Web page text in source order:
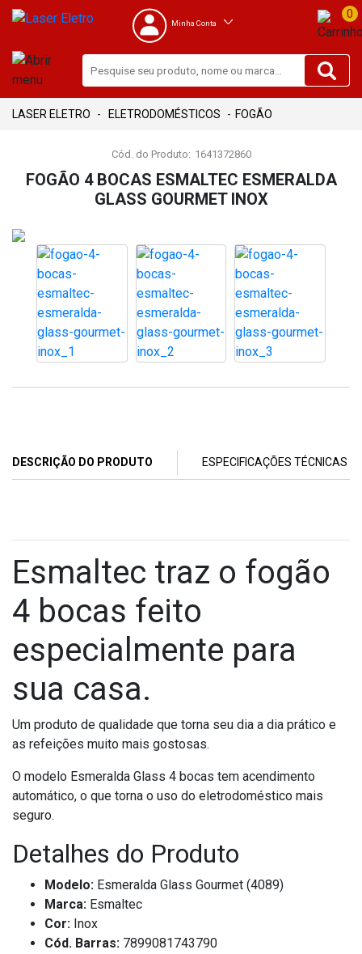
Minha Conta
0
ELETRODOMÉSTICOS FOGÃO
Cód. do Produto: 1641372860
FOGÃO 4 BOCAS ESMALTEC ESMERALDA
GLASS GOURMET INOX
DESCRIÇÃO DO PRODUTO ESPECIFICAÇÕES TÉCNICAS
Esmaltec traz o fogão
4 bocas feito
especialmente para
sua casa.
Um produto de qualidade que torna seu dia a dia prático e
as refeições muito mais gostosas.
O modelo Esmeralda Glass 4 bocas tem acendimento
automático, o que torna o uso do eletrodoméstico mais
seguro.
Detalhes do Produto
Modelo: Esmeralda Glass Gourmet (4089)
Marca: Esmaltec
Cor: Inox
Cód. Barras: 7899081743790